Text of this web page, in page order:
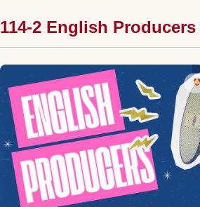
114-2 English Producers